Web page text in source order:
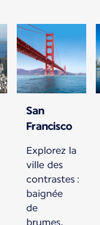
San
Francisco
Explorez la
ville des
contrastes :
baignée
de
brumes,